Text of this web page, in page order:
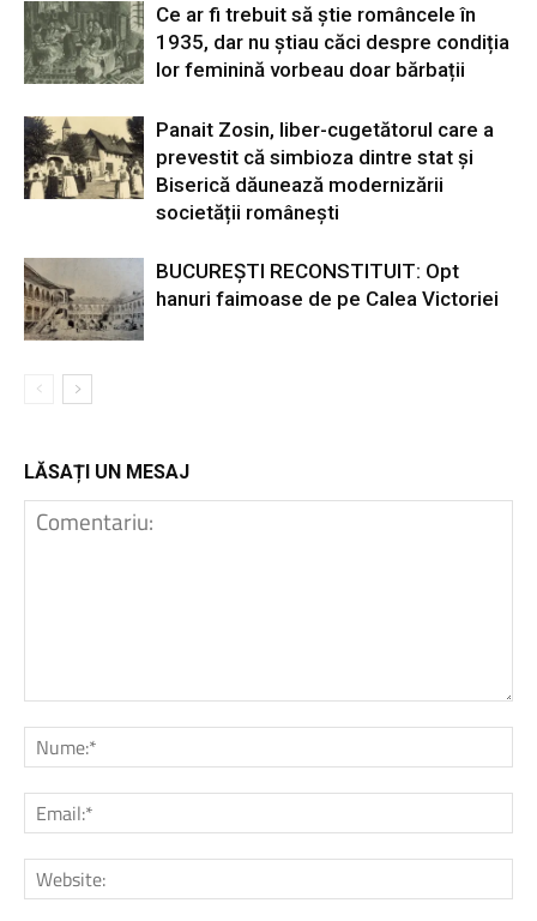
Ce ar fi trebuit să știe româncele în
1935, dar nu știau căci despre condiția
lor feminină vorbeau doar bărbații
Panait Zosin, liber-cugetătorul care a
prevestit că simbioza dintre stat și
Biserică dăunează modernizării
societății românești
BUCUREȘTI RECONSTITUIT: Opt
hanuri faimoase de pe Calea Victoriei
LĂSAȚI UN MESAJ